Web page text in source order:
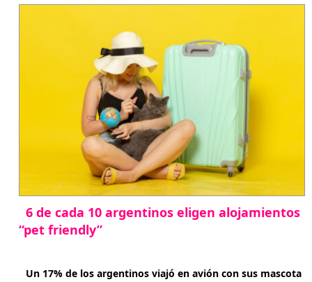
6 de cada 10 argentinos eligen alojamientos
“pet friendly”
Un 17% de los argentinos viajó en avión con sus mascota